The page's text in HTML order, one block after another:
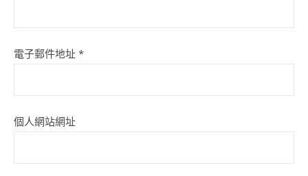
電子郵件地址 *
個人網站網址